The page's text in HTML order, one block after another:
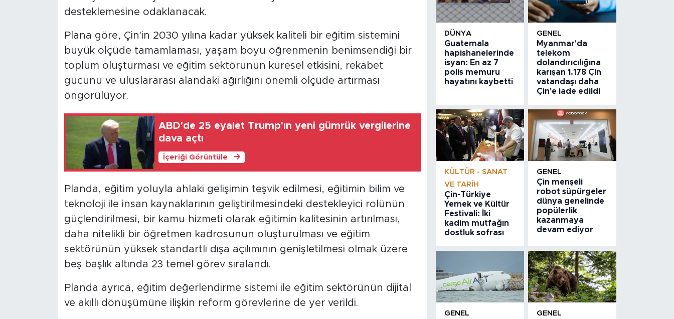
desteklemesine odaklanacak.
Plana göre, Çin'in 2030 yılına kadar yüksek kaliteli bir eğitim sistemini
büyük ölçüde tamamlaması, yaşam boyu öğrenmenin benimsendiği bir
toplum oluşturması ve eğitim sektörünün küresel etkisini, rekabet
gücünü ve uluslararası alandaki ağırlığını önemli ölçüde artırması
öngörülüyor.
ABD'de 25 eyalet Trump'ın yeni gümrük vergilerine
dava açtı
İçeriği Görüntüle
Planda, eğitim yoluyla ahlaki gelişimin teşvik edilmesi, eğitimin bilim ve
teknoloji ile insan kaynaklarının geliştirilmesindeki destekleyici rolünün
güçlendirilmesi, bir kamu hizmeti olarak eğitimin kalitesinin artırılması,
daha nitelikli bir öğretmen kadrosunun oluşturulması ve eğitim
sektörünün yüksek standartlı dışa açılımının genişletilmesi olmak üzere
beş başlık altında 23 temel görev sıralandı.
Planda ayrıca, eğitim değerlendirme sistemi ile eğitim sektörünün dijital
ve akıllı dönüşümüne ilişkin reform görevlerine de yer verildi.
DÜNYA
Guatemala
hapishanelerinde
isyan: En az 7
polis memuru
hayatını kaybetti
GENEL
Myanmar'da
telekom
dolandırıcılığına
karışan 1.178 Çin
vatandaşı daha
Çin'e iade edildi
KÜLTÜR - SANAT
VE TARIH
Çin-Türkiye
Yemek ve Kültür
Festivali: İki
kadim mutfağın
dostluk sofrası
GENEL
Çin menşeli
robot süpürgeler
dünya genelinde
popülerlik
kazanmaya
devam ediyor
GENEL GENEL